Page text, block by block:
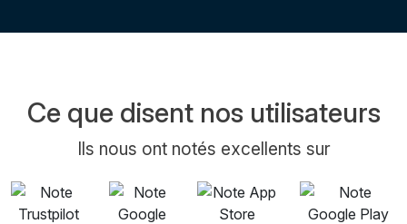
Ce que disent nos utilisateurs
Ils nous ont notés excellents sur